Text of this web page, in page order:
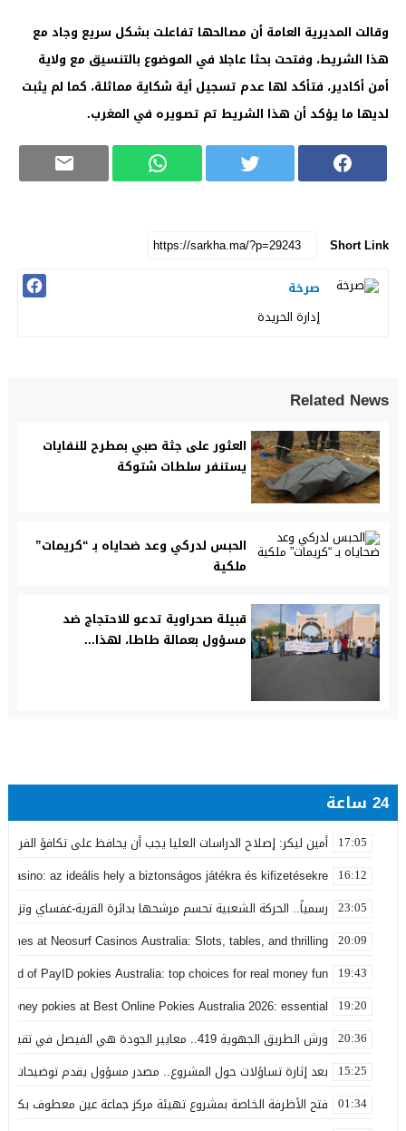
وقالت المديرية العامة أن مصالحها تفاعلت بشكل سريع وجاد مع
هذا الشريط، وفتحت بحثا عاجلا في الموضوع بالتنسيق مع ولاية
أمن أكادير، فتأكد لها عدم تسجيل أية شكاية مماثلة، كما لم يثبت
لديها ما يؤكد أن هذا الشريط تم تصويره في المغرب.
Short Link
صرخة
إدارة الحريدة
Related News
العثور على جثة صبي بمطرح للنفايات
يستنفر سلطات شتوكة
الحبس لدركي وعد ضحاياه بـ “كريمات”
ملكية
قبيلة صحراوية تدعو للاحتجاج ضد
مسؤول بعمالة طاطا، لهذا...
24 ساعة
17:05 أمين ليكر: إصلاح الدراسات العليا يجب أن يحافظ على تكافؤ الفرص
16:12
Casino: az ideális hely a biztonságos játékra és kifizetésekre
23:05 رسمياً.. الحركة الشعبية تحسم مرشحها بدائرة القرية-غفساي
20:09
at Neosurf Casinos Australia: Slots, tables, and thrilling
19:43
of PayID pokies Australia: top choices for real money fun
19:20
pokies at Best Online Pokies Australia 2026: essential
20:36 ورش الطريق الجهوية 419.. معايير الجودة هي الفيصل في تقييم مشاريع البنية التحتية
15:25 بعد إثارة تساؤلات حول المشروع.. مصدر مسؤول يقدم توضيحات
01:34 فتح الأظرفة الخاصة بمشروع تهيئة مركز جماعة عين معطوف بكلفة تناهز 22.86